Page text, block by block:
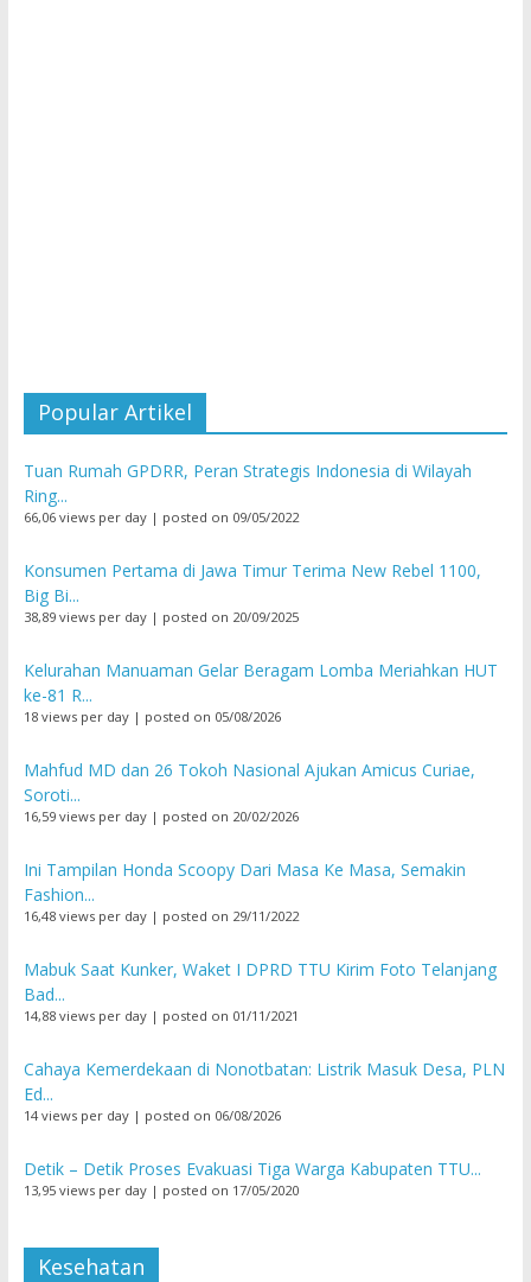
Popular Artikel
Tuan Rumah GPDRR, Peran Strategis Indonesia di Wilayah
Ring...
66,06 views per day| posted on 09/05/2022
Konsumen Pertama di Jawa Timur Terima New Rebel 1100,
Big Bi...
38,89 views per day| posted on 20/09/2025
Kelurahan Manuaman Gelar Beragam Lomba Meriahkan HUT
ke-81 R...
18 views per day| posted on 05/08/2026
Mahfud MD dan 26 Tokoh Nasional Ajukan Amicus Curiae,
Soroti...
16,59 views per day| posted on 20/02/2026
Ini Tampilan Honda Scoopy Dari Masa Ke Masa, Semakin
Fashion...
16,48 views per day| posted on 29/11/2022
Mabuk Saat Kunker, Waket I DPRD TTU Kirim Foto Telanjang
Bad...
14,88 views per day| posted on 01/11/2021
Cahaya Kemerdekaan di Nonotbatan: Listrik Masuk Desa, PLN
Ed...
14 views per day| posted on 06/08/2026
Detik – Detik Proses Evakuasi Tiga Warga Kabupaten TTU...
13,95 views per day| posted on 17/05/2020
Kesehatan